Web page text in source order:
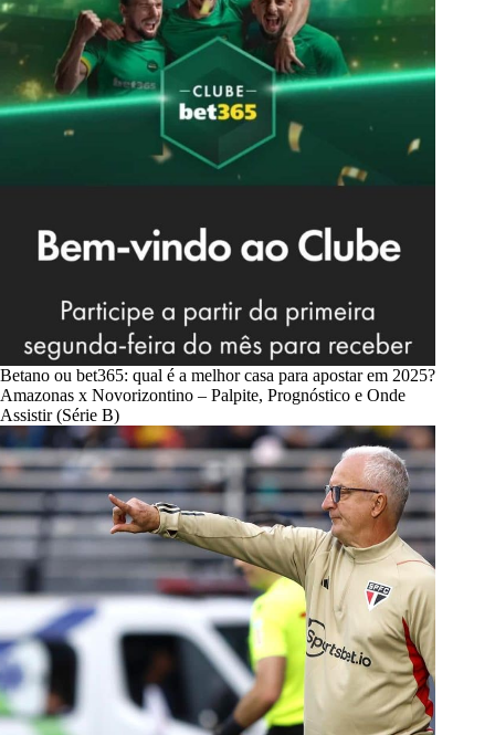
Betano ou bet365: qual é a melhor casa para apostar em 2025?
Amazonas x Novorizontino – Palpite, Prognóstico e Onde
Assistir (Série B)